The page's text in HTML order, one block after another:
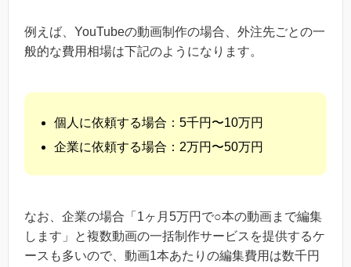
例えば、YouTubeの動画制作の場合、外注先ごとの一
般的な費用相場は下記のようになります。
個人に依頼する場合：5千円〜10万円
企業に依頼する場合：2万円〜50万円
なお、企業の場合「1ヶ月5万円で○本の動画まで編集
します」と複数動画の一括制作サービスを提供するケ
ースも多いので、動画1本あたりの編集費用は数千円